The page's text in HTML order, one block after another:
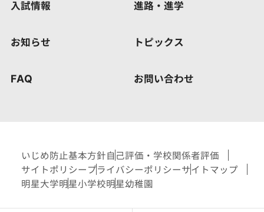
入試情報 進路・進学
お知らせ トピックス
FAQ お問い合わせ
いじめ防止基本方針自己評価・学校関係者評価
サイトポリシー プライバシーポリシーサイトマップ
明星大学明星小学校明星幼稚園